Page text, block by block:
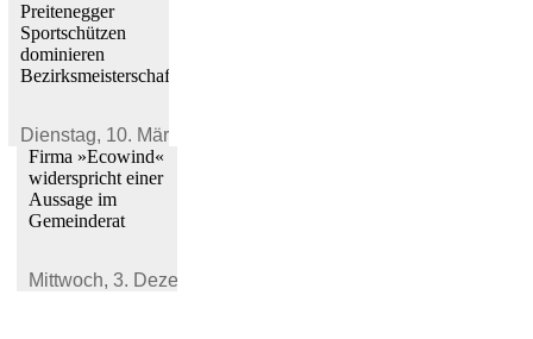
Preitenegger
Sportschützen
dominieren
Bezirksmeisterschaft
Dienstag, 10. März 2026
Firma »Ecowind«
widerspricht einer
Aussage im
Gemeinderat
Mittwoch, 3. Dezember 2025